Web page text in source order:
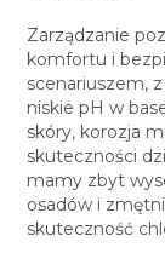
Zarządzanie
komfortu i
scenariuszem,
niskie pH w
skóry, korozja
skuteczności
mamy zbyt
osadów i
skuteczność